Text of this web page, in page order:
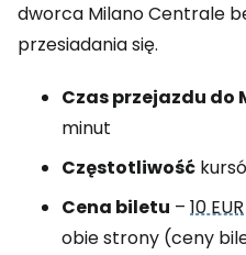
dworca Milano Centrale
przesiadania się.
Czas przejazdu do
minut
Częstotliwość
Cena biletu – 10 EUR
obie strony (ceny